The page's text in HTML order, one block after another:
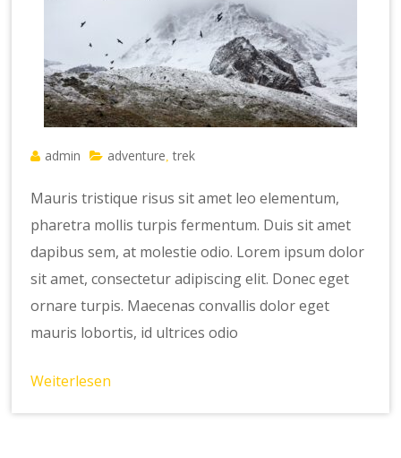
admin adventure ,trek
Mauris tristique risus sit amet leo elementum,
pharetra mollis turpis fermentum. Duis sit amet
dapibus sem, at molestie odio. Lorem ipsum dolor
sit amet, consectetur adipiscing elit. Donec eget
ornare turpis. Maecenas convallis dolor eget
mauris lobortis, id ultrices odio
Weiterlesen